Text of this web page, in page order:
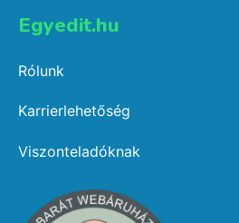
Egyedit.hu
Rólunk
Karrierlehetőség
Viszonteladóknak